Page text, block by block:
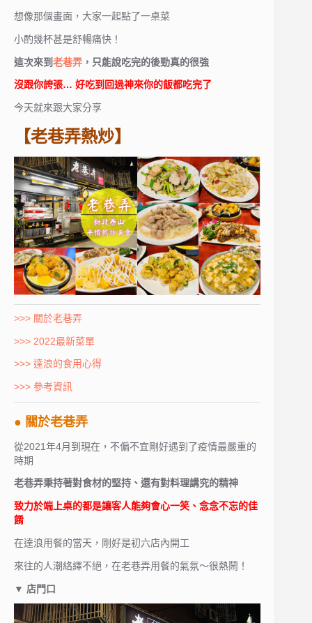
想像那個畫面，大家一起點了一桌菜
小酌幾杯甚是舒暢痛快！
這次來到老巷弄 ，只能說吃完的後勁真的很強
沒跟你誇張… 好吃到回過神來你的飯都吃完了
今天就來跟大家分享
【老巷弄熱炒】
>>> 關於老巷弄
>>> 2022最新菜單
>>> 達浪的食用心得
>>> 參考資訊
● 關於老巷弄
從2021年4月到現在，不偏不宜剛好遇到了疫情最嚴重的
時期
老巷弄秉持著對食材的堅持、還有對料理講究的精神
致力於端上桌的都是讓客人能夠會心一笑、念念不忘的佳
餚
在達浪用餐的當天，剛好是初六店內開工
來往的人潮絡繹不絕，在老巷弄用餐的氣氛～很熱鬧！
▼ 店門口